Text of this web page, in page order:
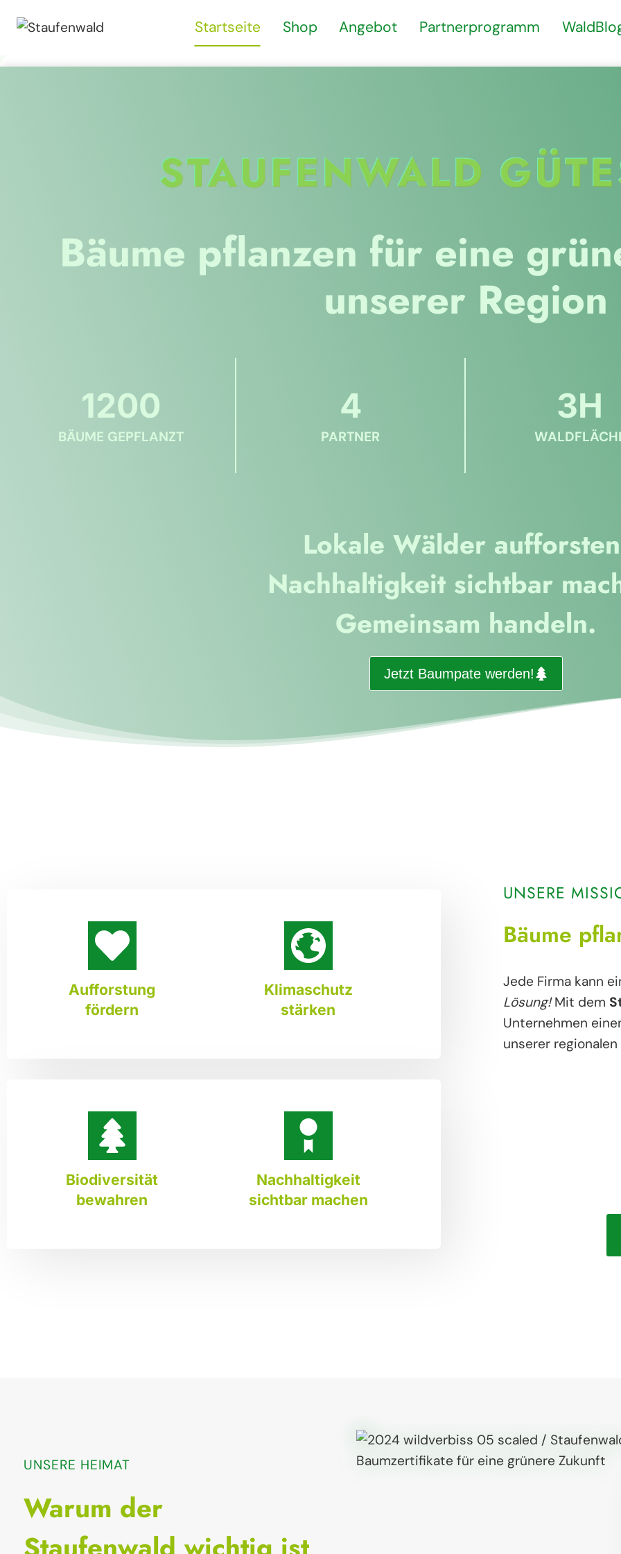
Inhalt
Startseite Shop Angebot Partnerprogramm
STAUFENWALD
Bäume pflanzen für eine
unserer Region
1200
BÄUME GEPFLANZT
4
PARTNER
3H
Lokale Wälder
Nachhaltigkeit sichtbar
Gemeinsam handeln.
Jetzt Baumpate werden!
Aufforstung
fördern
Klimaschutz
stärken
Biodiversität
bewahren
Nachhaltigkeit
sichtbar machen
UNSERE
Bäume
Jede Firma kann
Lösung!Mit dem
Unternehmen
unserer regionalen
UNSERE HEIMAT
Warum der